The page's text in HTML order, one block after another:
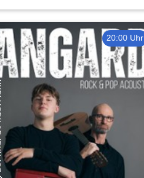
& Magie
20:00 Uhr